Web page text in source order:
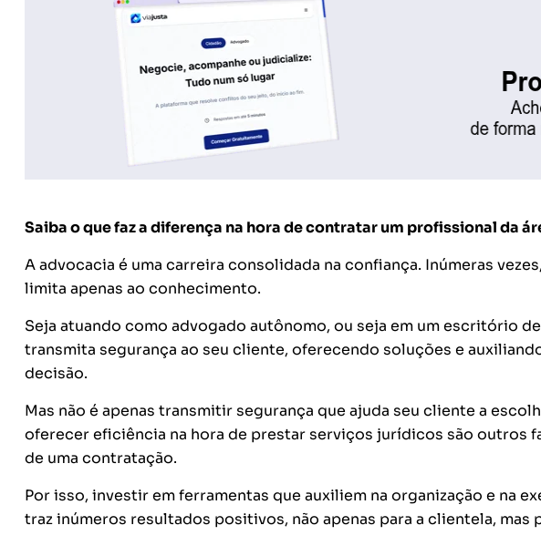
Saiba o que faz a diferença na hora de contratar um profissional da
A advocacia é uma carreira consolidada na confiança. Inúmeras
limita apenas ao conhecimento.
Seja atuando como advogado autônomo, ou seja em um escritório
transmita segurança ao seu cliente, oferecendo soluções e
decisão.
Mas não é apenas transmitir segurança que ajuda seu cliente a
oferecer eficiência na hora de prestar serviços jurídicos são outros
de uma contratação.
Por isso, investir em ferramentas que auxiliem na organização e na
traz inúmeros resultados positivos, não apenas para a clientela,